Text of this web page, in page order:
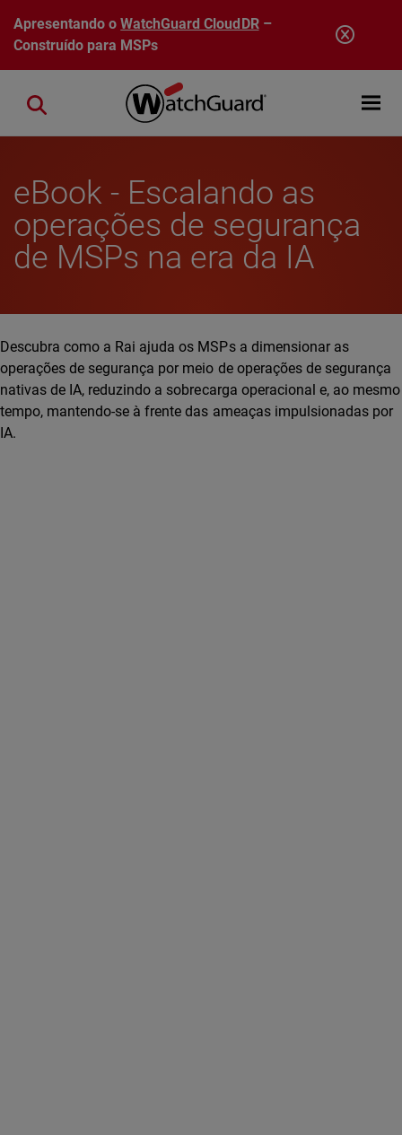
Pular para o conteúdo principal
Apresentando oWatchGuard CloudDR–
Construído para MSPs
Open
Close search
eBook - Escalando as
operações de segurança
de MSPs na era da IA
Descubra como a Rai ajuda os MSPs a dimensionar as
operações de segurança por meio de operações de segurança
nativas de IA, reduzindo a sobrecarga operacional e, ao mesmo
tempo, mantendo-se à frente das ameaças impulsionadas por
IA.